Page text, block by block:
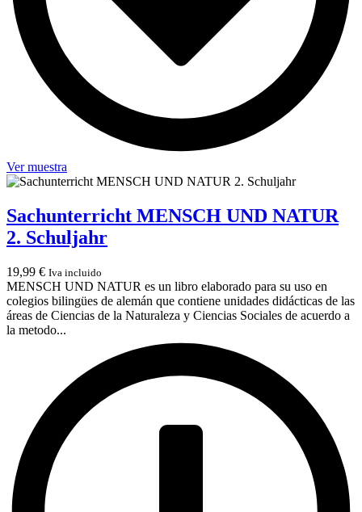
Ver muestra
Sachunterricht MENSCH UND NATUR
2. Schuljahr
19,99 € Iva incluido
MENSCH UND NATUR es un libro elaborado para su uso en
colegios bilingües de alemán que contiene unidades didácticas de las
áreas de Ciencias de la Naturaleza y Ciencias Sociales de acuerdo a
la metodo...